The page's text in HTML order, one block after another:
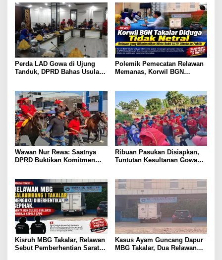
Perda LAD Gowa di Ujung
Tanduk, DPRD Bahas Usulan
Polemik Pemecatan Relawan
Memanas, Korwil BGN
Wawan Nur Rewa: Saatnya
DPRD Buktikan Komitmen
Ribuan Pasukan Disiapkan,
Tuntutan Kesultanan Gowa
Kisruh MBG Takalar, Relawan
Sebut Pemberhentian Sarat
Kasus Ayam Guncang Dapur
MBG Takalar, Dua Relawan